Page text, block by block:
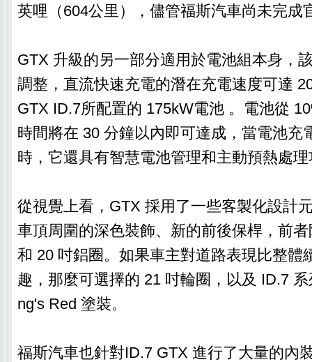
英哩（604公里），儘管福斯汽車尚未完成
GTX 升級的另一部分適用於電池組本身，
調整，直流快速充電的潛在充電速度可達
GTX ID.7所配置的 175kW電池 。電池從
時間將在 30 分鐘以內即可達成，當電池充
時，它還具有智慧電池管理和主動預熱處
從視覺上看，GTX 採用了一些客製化設計
車頂周圍的深色裝飾、新的前後保桿，前
和 20 吋鋁圈。如果車主對道路表現比整體
趣，那麼可選擇的 21 吋輪圈，以及 ID.7
ng's Red 塗裝。
福斯汽車也針對ID.7 GTX 進行了大量的內